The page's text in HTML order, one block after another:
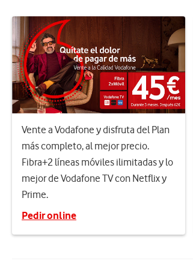
Vente a Vodafone y disfruta del Plan
más completo, al mejor precio.
Fibra+2 líneas móviles ilimitadas y lo
mejor de Vodafone TV con Netflix y
Prime.
Pedir online